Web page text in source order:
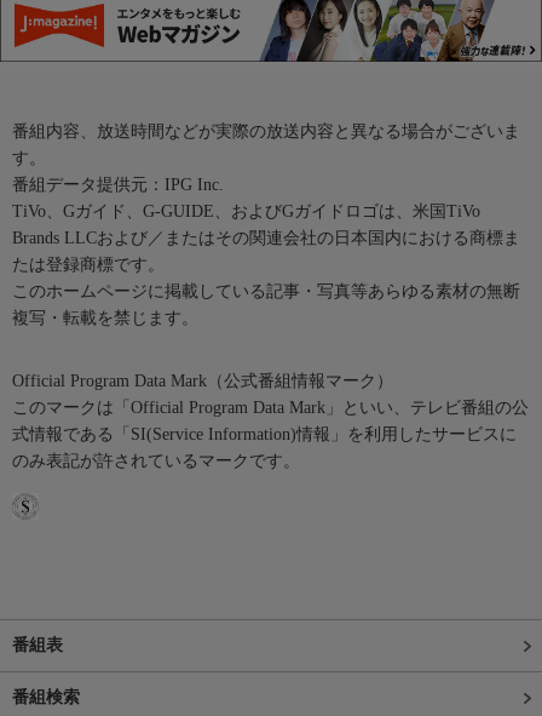
番組内容、放送時間などが実際の放送内容と異なる場合がございま
す。
番組データ提供元：IPG Inc.
TiVo、Gガイド、G-GUIDE、およびGガイドロゴは、米国TiVo
Brands LLCおよび／またはその関連会社の日本国内における商標ま
たは登録商標です。
このホームページに掲載している記事・写真等あらゆる素材の無断
複写・転載を禁じます。
Official Program Data Mark（公式番組情報マーク）
このマークは「Official Program Data Mark」といい、テレビ番組の公
式情報である「SI(Service Information)情報」を利用したサービスに
のみ表記が許されているマークです。
番組表
番組検索